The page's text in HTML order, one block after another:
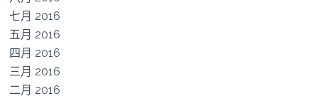
七月 2016
五月 2016
四月 2016
三月 2016
二月 2016